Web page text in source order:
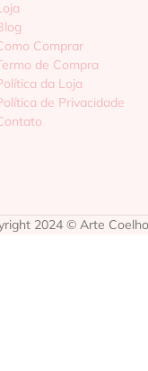
Comprar
de Compra
da Loja
de Privacidade
2024 © Arte